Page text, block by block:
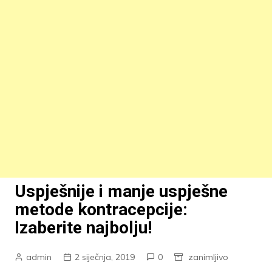
Uspješnije i manje uspješne
metode kontracepcije:
Izaberite najbolju!
admin 2 siječnja, 2019 0 zanimljivo